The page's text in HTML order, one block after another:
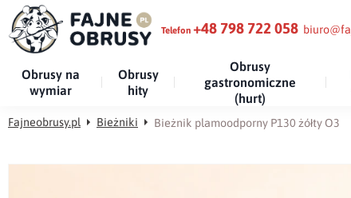
Telefon +48 798 722 058
Obrusy na
wymiar
Obrusy
hity
Obrusy
gastronomiczne
(hurt)
Fajneobrusy.pl Bieżniki Bieżnik plamoodporny P130 żółty O3